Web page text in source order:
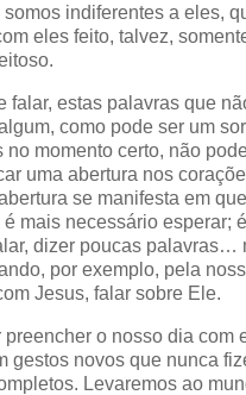
somos indiferentes a eles,
eles feito, talvez,
falar, estas palavras que
como pode ser um
no momento certo, não
uma abertura nos
se manifesta em
mais necessário esperar; é
dizer poucas palavras…
por exemplo, pela
Jesus, falar sobre Ele.
preencher o nosso dia com
gestos novos que nunca
Levaremos ao